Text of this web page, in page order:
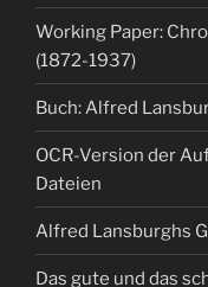
Working Paper:
(1872-1937)
Buch: Alfred
OCR-Version der
Dateien
Alfred Lansburghs
Das gute und das